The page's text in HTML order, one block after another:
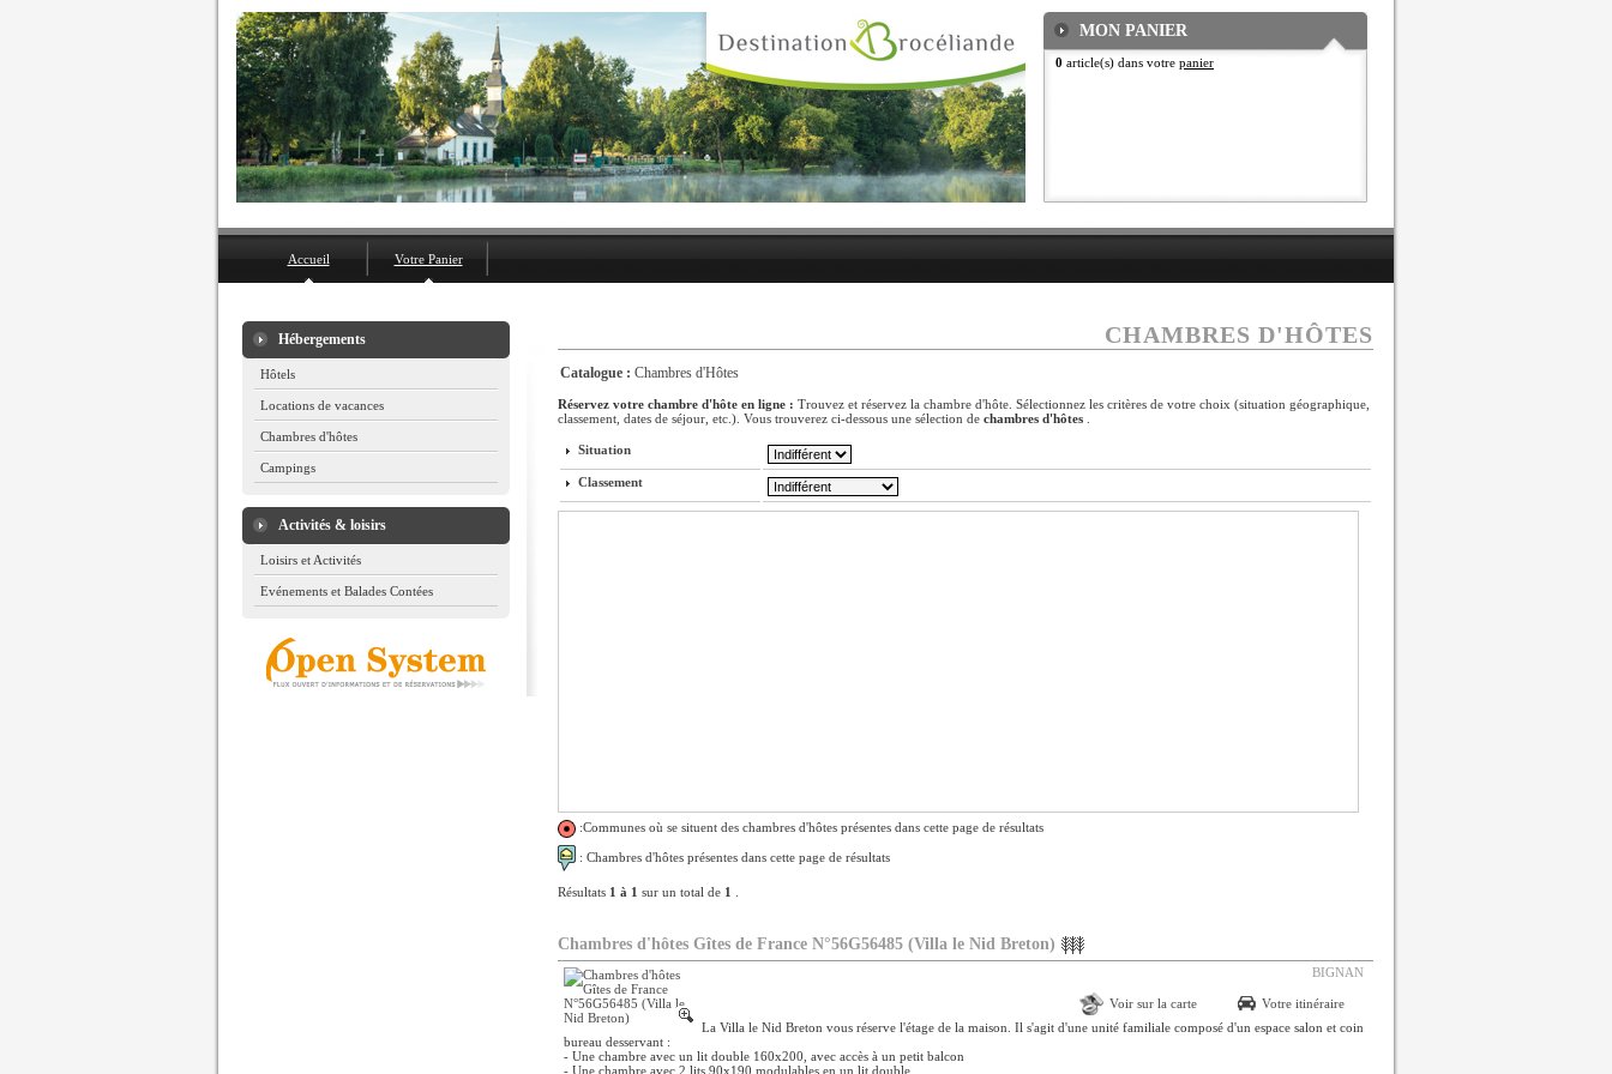
MON PANIER
0 article(s) dans votre panier
Accueil Votre Panier
Hébergements
Hôtels
Locations de vacances
Chambres d'hôtes
Campings
Activités & loisirs
Loisirs et Activités
Evénements et Balades Contées
CHAMBRES D'HÔTES
Catalogue : Chambres d'Hôtes
Réservez votre chambre d'hôte en ligne : Trouvez et réservez la chambre d'hôte. Sélectionnez les critères de votre choix (situation géographique,
classement, dates de séjour, etc.). Vous trouverez ci-dessous une sélection de chambres d'hôtes
Situation
Classement
:Communes où se situent des chambres d'hôtes présentes dans cette page de résultats
: Chambres d'hôtes présentes dans cette page de résultats
Résultats 1 à 1 sur un total de 1
Chambres d'hôtes Gîtes de France N°56G56485 (Villa le Nid Breton)
BIGNAN
Votre itinéraire
Voir sur la carte
La Villa le Nid Breton vous réserve l'étage de la maison. Il s'agit d'une unité familiale composé d'un espace salon et coin
bureau desservant :
- Une chambre avec un lit double 160x200, avec accès à un petit balcon
- Une chambre avec 2 lits 90x190 modulables en un lit double